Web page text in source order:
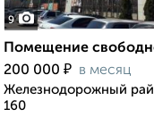
9
Помещение
200 000 ₽ в месяц
Железнодорожный
160